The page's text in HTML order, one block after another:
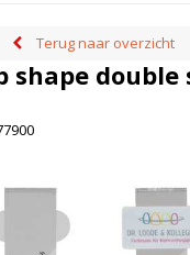
Terug naar overzicht
shape double